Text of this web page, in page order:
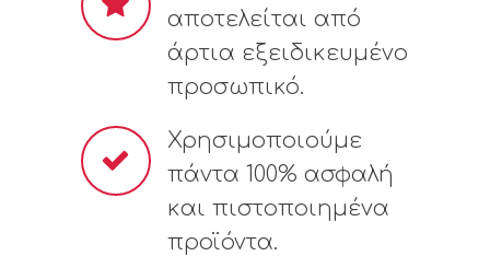
αποτελείται από
άρτια εξειδικευμένο
προσωπικό.
Χρησιμοποιούμε
πάντα 100% ασφαλή
και πιστοποιημένα
προϊόντα.